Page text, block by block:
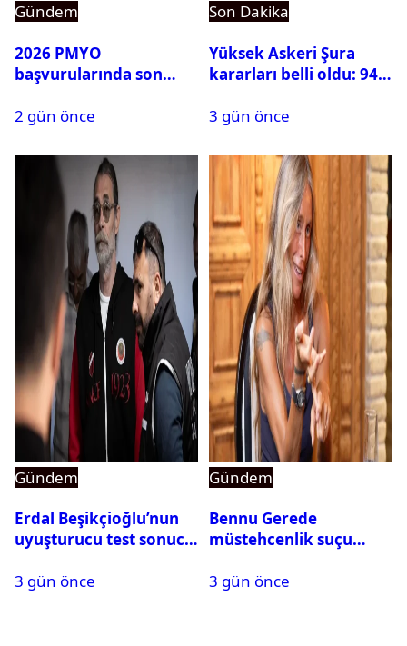
Gündem
2026 PMYO
başvurularında son
2 gün önce
Son Dakika
Yüksek Askeri Şura
kararları belli oldu: 94
3 gün önce
Gündem
Erdal Beşikçioğlu’nun
uyuşturucu test sonucu
3 gün önce
Gündem
Bennu Gerede
müstehcenlik suçu
alındı
3 gün önce